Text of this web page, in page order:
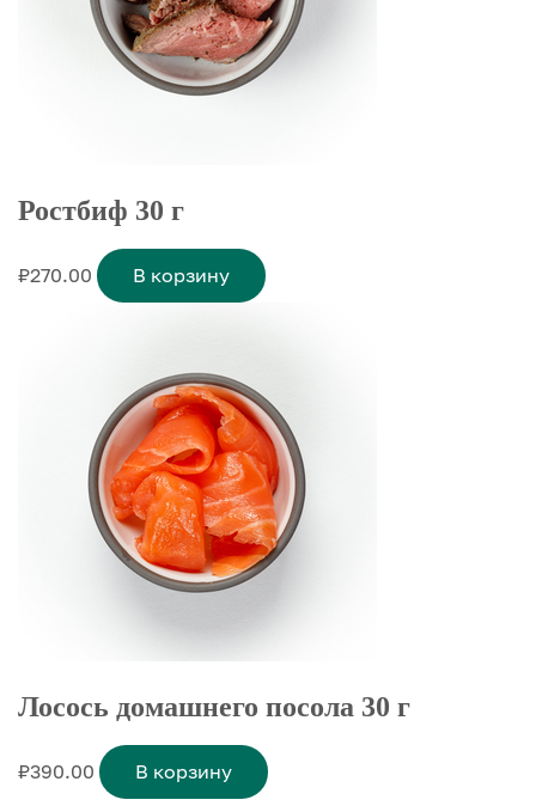
Ростбиф 30 г
₽270.00 В корзину
Лосось домашнего посола 30 г
₽390.00 В корзину